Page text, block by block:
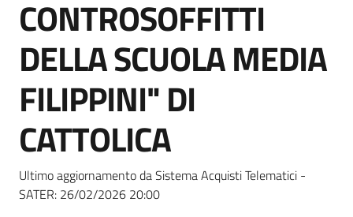
CONTROSOFFITTI
DELLA SCUOLA MEDIA
FILIPPINI" DI
CATTOLICA
Ultimo aggiornamento da Sistema Acquisti Telematici -
SATER: 26/02/2026 20:00